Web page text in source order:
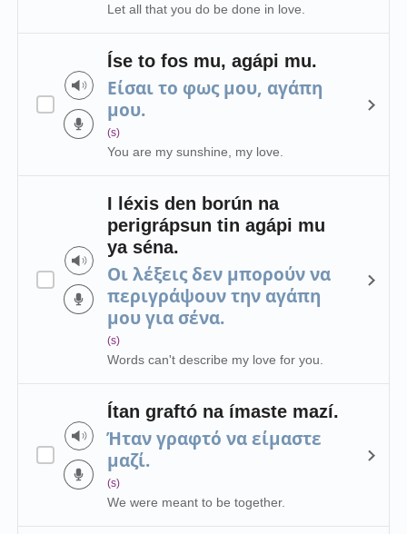
Let all that you do be done in love.
Íse to fos mu, agápi mu.
Είσαι το φως μου, αγάπη
μου.
(s)
You are my sunshine, my love.
I léxis den borún na
perigrápsun tin agápi mu
ya séna.
Οι λέξεις δεν μπορούν να
περιγράψουν την αγάπη
μου για σένα.
(s)
Words can't describe my love for you.
Ítan graftó na ímaste mazí.
Ήταν γραφτό να είμαστε
μαζί.
(s)
We were meant to be together.